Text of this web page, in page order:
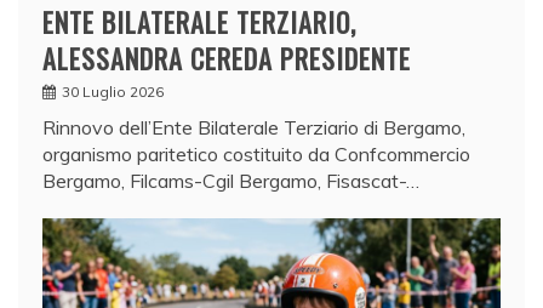
ENTE BILATERALE TERZIARIO,
ALESSANDRA CEREDA PRESIDENTE
30 Luglio 2026
Rinnovo dell’Ente Bilaterale Terziario di Bergamo,
organismo paritetico costituito da Confcommercio
Bergamo, Filcams-Cgil Bergamo, Fisascat-…